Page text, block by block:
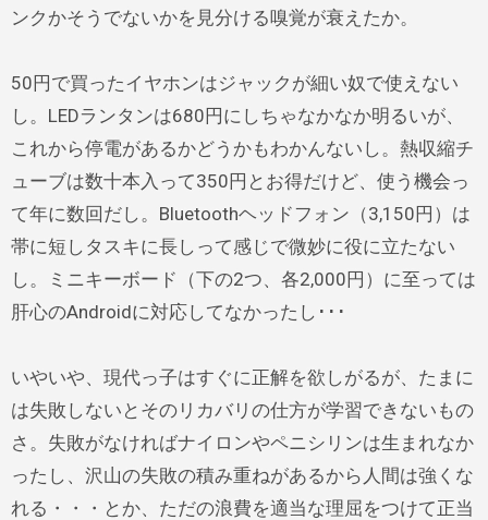
ンクかそうでないかを見分ける嗅覚が衰えたか。
50円で買ったイヤホンはジャックが細い奴で使えない
し。LEDランタンは680円にしちゃなかなか明るいが、
これから停電があるかどうかもわかんないし。熱収縮チ
ューブは数十本入って350円とお得だけど、使う機会っ
て年に数回だし。Bluetoothヘッドフォン（3,150円）は
帯に短しタスキに長しって感じで微妙に役に立たない
し。ミニキーボード（下の2つ、各2,000円）に至っては
肝心のAndroidに対応してなかったし･･･
いやいや、現代っ子はすぐに正解を欲しがるが、たまに
は失敗しないとそのリカバリの仕方が学習できないもの
さ。失敗がなければナイロンやペニシリンは生まれなか
ったし、沢山の失敗の積み重ねがあるから人間は強くな
れる・・・とか、ただの浪費を適当な理屈をつけて正当